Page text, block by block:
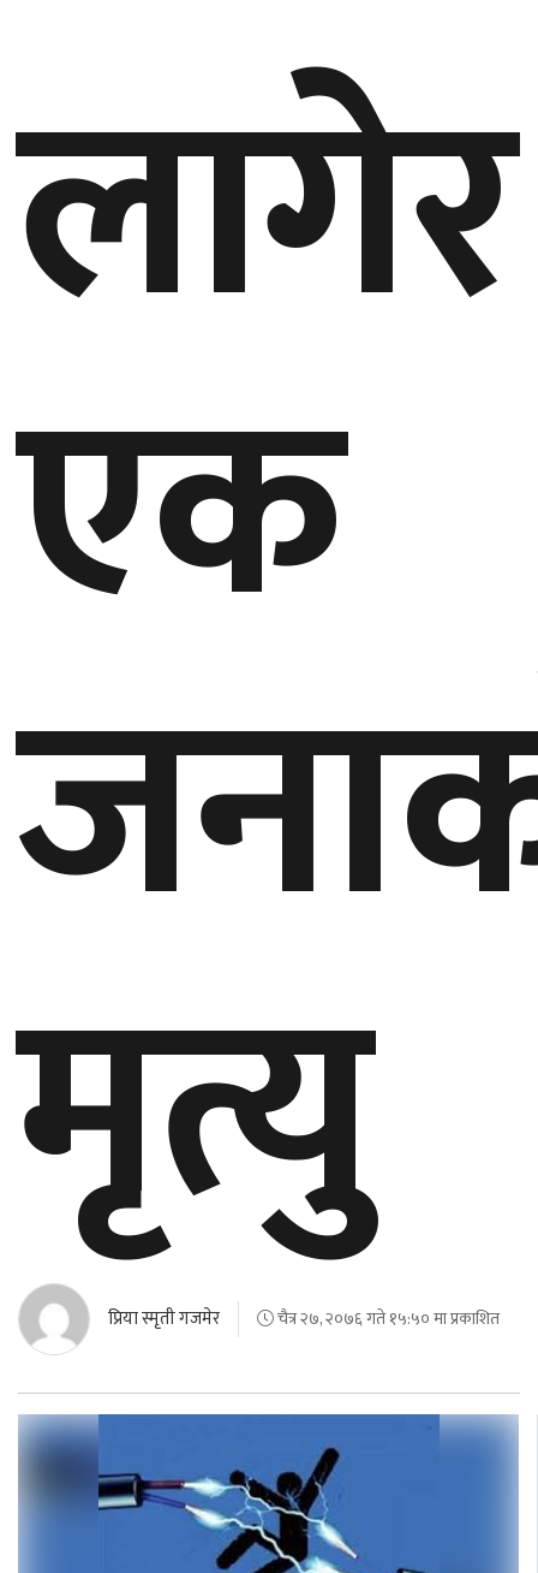
मनाेरञ्जन
खेलकुद
ग्लोबल
एसिया
बेलायत
अन्य
लागेर
एक
मृत्यु
प्रिया स्मृती गजमेर चैत्र २७, २०७६ गते १५:५० मा प्रकाशित